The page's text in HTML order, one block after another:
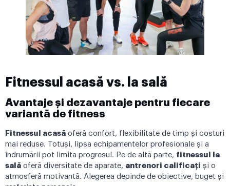
Fitnessul acasă vs. la sală
Avantaje și dezavantaje pentru fiecare
variantă de fitness
Fitnessul acasă oferă confort, flexibilitate de timp și costuri
mai reduse. Totuși, lipsa echipamentelor profesionale și a
îndrumării pot limita progresul. Pe de altă parte, fitnessul la
sală oferă diversitate de aparate, antrenori calificați și o
atmosferă motivantă. Alegerea depinde de obiective, buget și